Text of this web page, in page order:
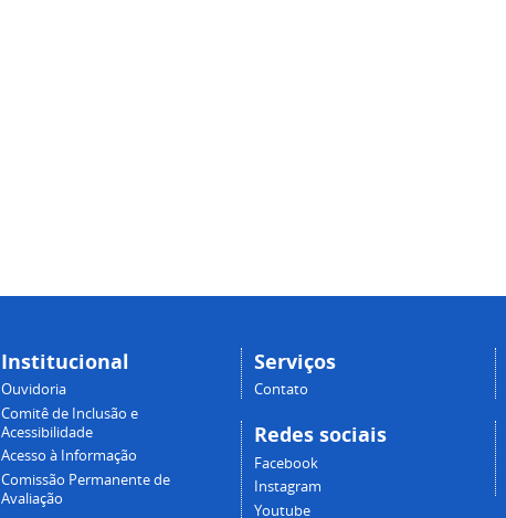
Institucional
Ouvidoria
Comitê de Inclusão e
Acessibilidade
Acesso à Informação
Comissão Permanente de
Avaliação
Serviços
Contato
Redes sociais
Facebook
Instagram
Youtube